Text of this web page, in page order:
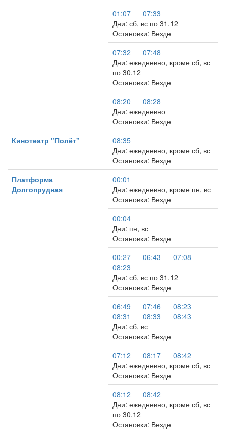
01:07
07:33
Дни: сб, вс по 31.12
Остановки: Везде
07:32
07:48
Дни: ежедневно, кроме сб, вс
по 30.12
Остановки: Везде
08:20
08:28
Дни: ежедневно
Остановки: Везде
Кинотеатр "Полёт"
08:35
Дни: ежедневно, кроме сб, вс
Остановки: Везде
Платформа
Долгопрудная
00:01
Дни: ежедневно, кроме пн, вс
Остановки: Везде
00:04
Дни: пн, вс
Остановки: Везде
00:27
06:43
07:08
08:23
Дни: сб, вс по 31.12
Остановки: Везде
06:49
07:46
08:23
08:31
08:33
08:43
Дни: сб, вс
Остановки: Везде
07:12
08:17
08:42
Дни: ежедневно, кроме сб, вс
Остановки: Везде
08:12
08:42
Дни: ежедневно, кроме сб, вс
по 30.12
Остановки: Везде